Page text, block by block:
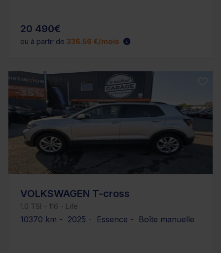
20 490€
ou à partir de 336.56 €/mois
VOLKSWAGEN T-cross
1.0 TSI - 116 - Life
10370 km - 2025 - Essence - Boîte manuelle